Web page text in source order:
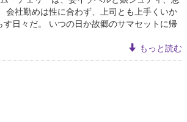
会社勤めは性に合わず、上司とも上手くいか
す日々だ。 いつの日か故郷のサマセットに帰
もっと読む